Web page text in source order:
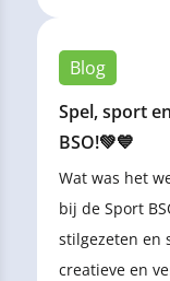
Blog
Spel, sport
BSO!💚💙
Wat was het
bij de Sport
stilgezeten en
creatieve en